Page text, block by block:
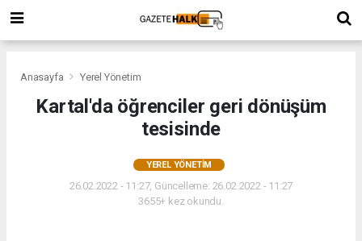
Anasayfa Yerel Yönetim
Kartal'da öğrenciler geri dönüşüm
tesisinde
YEREL YÖNETIM
26.02.2022 - 11:27, Güncelleme: 26.02.2022 - 11:27
3655+ kez okundu.